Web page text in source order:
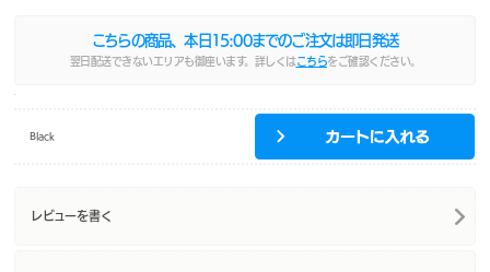
こちらの商品、本日 15:00までのご注文は即日発送
翌日配送できないエリアも御座います。詳しくは こちらをご確認ください。
Black
レビューを書く